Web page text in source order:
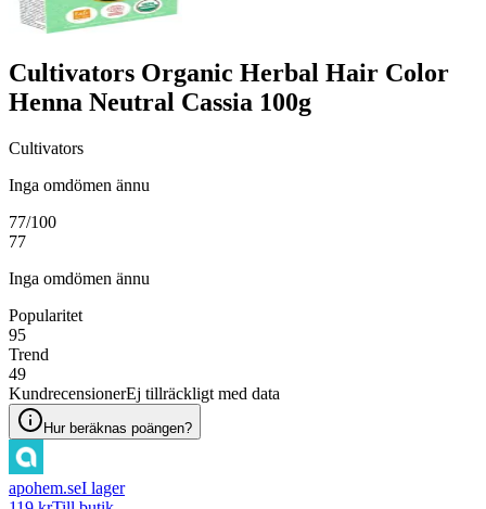
Cultivators Organic Herbal Hair Color
Henna Neutral Cassia 100g
Cultivators
Inga omdömen ännu
77/100
77
Inga omdömen ännu
Popularitet
95
Trend
49
KundrecensionerEj tillräckligt med data
Hur beräknas poängen?
apohem.seI lager